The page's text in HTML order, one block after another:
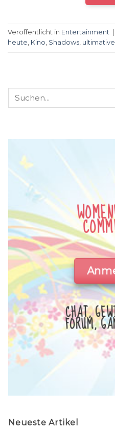
Veröffentlicht in Entertainment
heute, Kino, Shadows, ultimative
CHAT,
FORUM,
Neueste Artikel